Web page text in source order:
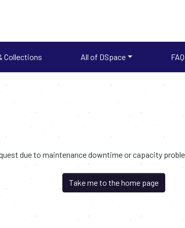
Collections All of DSpace
due to maintenance downtime or capacity
Take me to the home page